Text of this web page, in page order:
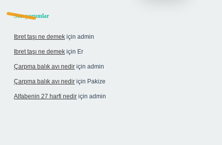
Son yorumlar
Ibret taşı ne demek için admin
Ibret taşı ne demek için Er
Çarpma balık avı nedir için admin
Çarpma balık avı nedir için Pakize
Alfabenin 27 harfi nedir için admin